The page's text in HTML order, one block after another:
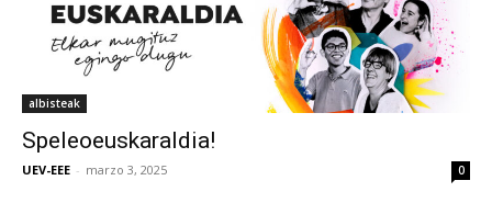
albisteak
Speleoeuskaraldia!
UEV-EEE - marzo 3, 2025 0